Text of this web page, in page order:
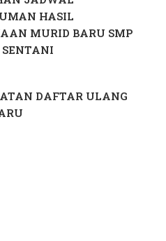
HASIL
MURID BARU SMP
SENTANI
DAFTAR ULANG